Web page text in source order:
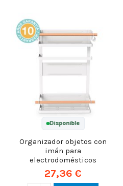
Disponible
Organizador objetos con
imán para
electrodomésticos
27,36 €